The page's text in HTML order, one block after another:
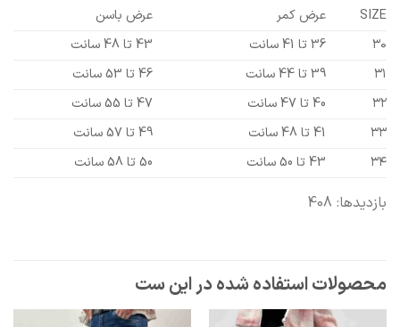
SIZE عرض کمر
عرض باسن
۳۰
36 تا 41 سانت
43 تا 48 سانت
۳۱
39 تا 44 سانت
46 تا 53 سانت
۳۲
40 تا 47 سانت
47 تا 55 سانت
۳۳
41 تا 48 سانت
49 تا 57 سانت
۳۴
43 تا 50 سانت 50 تا 58 سانت
بازدیدها: 408